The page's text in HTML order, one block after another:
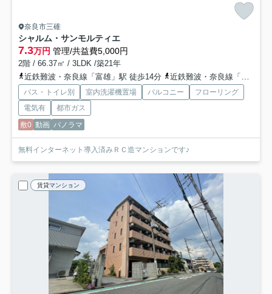
奈良市三碓
シャルム・サンモルティエ
7.3万円 管理/共益費5,000円
2階 / 66.37㎡ / 3LDK /築21年
近鉄難波・奈良線「富雄」駅 徒歩14分
近鉄難波・奈良線「学園前」駅 バス8分 奈良交通「学園大和町五丁目」 停歩10分
バス・トイレ別 室内洗濯機置場 バルコニー
フローリング
電気有
都市ガス
敷0 動画 パノラマ
無料インターネット導入済みＲＣ造マンションです♪
賃貸マンション